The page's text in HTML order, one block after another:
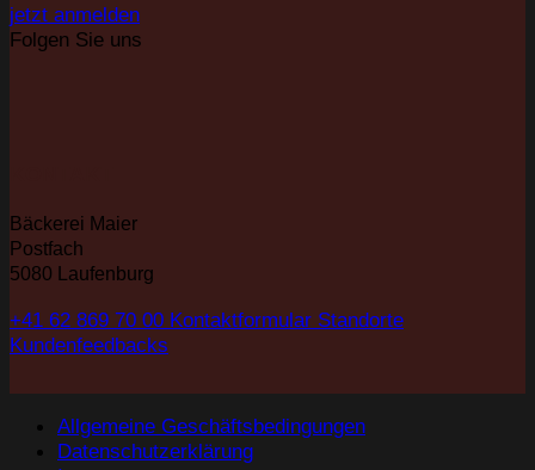
jetzt anmelden
Folgen Sie uns
Bäckerei Maier
Postfach
5080 Laufenburg
+41 62 869 70 00 Kontaktformular Standorte
Kundenfeedbacks
Allgemeine Geschäftsbedingungen
Datenschutzerklärung